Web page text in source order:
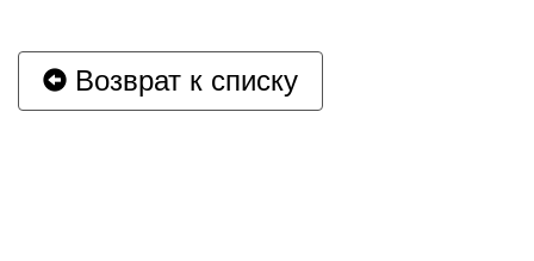
Возврат к списку